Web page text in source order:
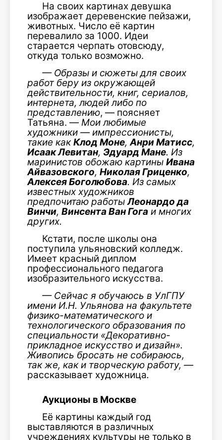
На своих картинах девушка
изображает деревенские пейзажи,
животных. Число её картин
перевалило за 1000. Идеи
старается черпать отовсюду,
откуда только возможно.
— Образы и сюжеты для своих
работ беру из окружающей
действительности, книг, сериалов,
интернета, людей либо по
представлению, — поясняет
Татьяна. — Мои любимые
художники — импрессионисты,
такие какКлод Моне,Анри Матисс,
Исаак Левитан, Эдуард Мане. Из
маринистов обожаю картины Ивана
Айвазовского, Николая Гриценко,
Алексея Боголюбова. Из самых
известных художников
предпочитаю работыЛеонардо да
Винчи, Винсента Ван Гога и многих
других.
Кстати, после школы она
поступила ульяновский колледж.
Имеет красный диплом
профессионального педагога
изобразительного искусства.
— Сейчас я обучаюсь в УлГПУ
имени И.Н. Ульянова на факультете
физико-математического и
технологического образования по
специальности «Декоративно-
прикладное искусство и дизайн».
Живопись бросать не собираюсь,
так же, как и творческую работу, —
рассказывает художница.
Аукционы в Москве
Её картины каждый год
выставляются в различных
учреждениях культуры не только в